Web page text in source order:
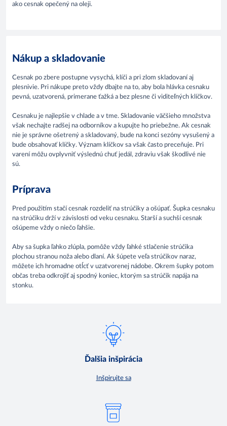
ako cesnak opečený na oleji.
Nákup a skladovanie
Cesnak po zbere postupne vysychá, klíči a pri zlom skladovaní aj
plesnivie. Pri nákupe preto vždy dbajte na to, aby bola hlávka cesnaku
pevná, uzatvorená, primerane ťažká a bez plesne či viditeľných klíčkov.
Cesnaku je najlepšie v chlade a v tme. Skladovanie väčšieho množstva
však nechajte radšej na odborníkov a kupujte ho priebežne. Ak cesnak
nie je správne ošetrený a skladovaný, bude na konci sezóny vysušený a
bude obsahovať klíčky. Význam klíčkov sa však často preceňuje. Pri
varení môžu ovplyvniť výslednú chuť jedál, zdraviu však škodlivé nie
sú.
Príprava
Pred použitím stačí cesnak rozdeliť na strúčiky a ošúpať. Šupka cesnaku
na strúčiku drží v závislosti od veku cesnaku. Starší a suchší cesnak
ošúpeme vždy o niečo ľahšie.
Aby sa šupka ľahko zlúpla, pomôže vždy ľahké stlačenie strúčika
plochou stranou noža alebo dlaní. Ak šúpete veľa strúčikov naraz,
môžete ich hromadne otĺcť v uzatvorenej nádobe. Okrem šupky potom
občas treba odkrojiť aj spodný koniec, ktorým sa strúčik napája na
stonku.
Ďalšia inšpirácia
Inšpirujte sa